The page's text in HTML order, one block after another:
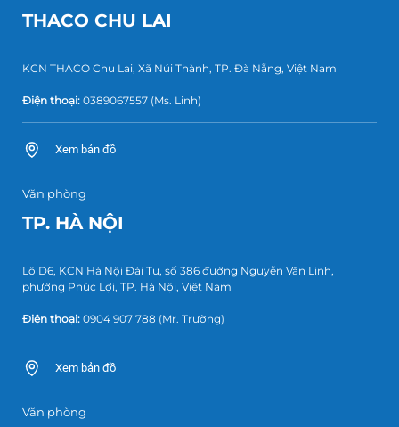
THACO CHU LAI
KCN THACO Chu Lai, Xã Núi Thành, TP. Đà Nẵng, Việt Nam
Điện thoại: 0389067557 (Ms. Linh)
Xem bản đồ
Văn phòng
TP. HÀ NỘI
Lô D6, KCN Hà Nội Đài Tư, số 386 đường Nguyễn Văn Linh,
phường Phúc Lợi, TP. Hà Nội, Việt Nam
Điện thoại: 0904 907 788 (Mr. Trường)
Xem bản đồ
Văn phòng